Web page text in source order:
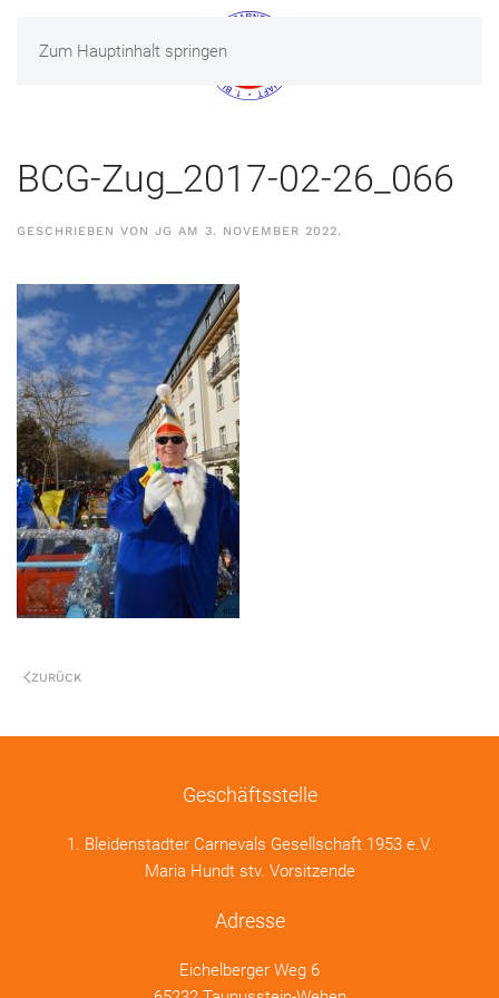
Zum Hauptinhalt springen
MENÜ
BCG-Zug_2017-02-26_066
GESCHRIEBEN VON JG AM 3. NOVEMBER 2022.
ZURÜCK
Geschäftsstelle
1. Bleidenstadter Carnevals Gesellschaft 1953 e.V.
Maria Hundt stv. Vorsitzende
Adresse
Eichelberger Weg 6